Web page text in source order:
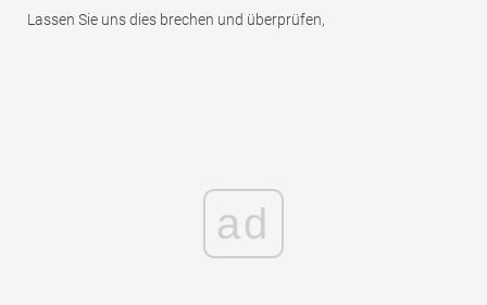
Lassen Sie uns dies brechen und überprüfen,
ad